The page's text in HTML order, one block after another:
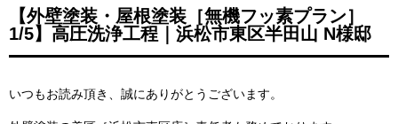
【外壁塗装・屋根塗装［無機フッ素プラン］
1/5】高圧洗浄工程｜浜松市東区半田山 N様邸
いつもお読み頂き、誠にありがとうございます。